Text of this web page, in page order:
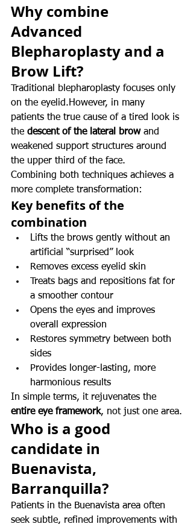
Why combine
Advanced
Blepharoplasty and a
Brow Lift?
Traditional blepharoplasty focuses only
on the eyelid.However, in many
patients the true cause of a tired look is
the descent of the lateral brow and
weakened support structures around
the upper third of the face.
Combining both techniques achieves a
more complete transformation:
Key benefits of the
combination
Lifts the brows gently without an
artificial “surprised” look
Removes excess eyelid skin
Treats bags and repositions fat for
a smoother contour
Opens the eyes and improves
overall expression
Restores symmetry between both
sides
Provides longer-lasting, more
harmonious results
In simple terms, it rejuvenates the
entire eye framework, not just one area.
Who is a good
candidate in
Buenavista,
Barranquilla?
Patients in the Buenavista area often
seek subtle, refined improvements with